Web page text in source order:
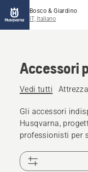
Bosco & Giardino
IT, Italiano
Accessori
Vedi tutti
Gli accessori
Husqvarna,
professionisti per